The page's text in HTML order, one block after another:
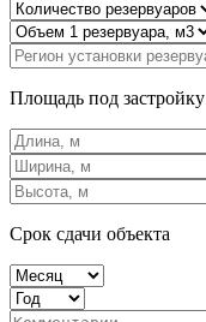
Площадь под застройку
Срок сдачи объекта